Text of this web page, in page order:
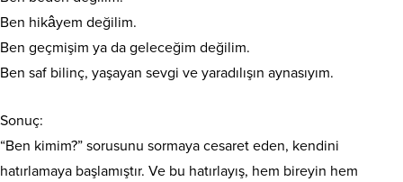
Ben hikâyem değilim.
Ben geçmişim ya da geleceğim değilim.
Ben saf bilinç, yaşayan sevgi ve yaradılışın aynasıyım.
Sonuç:
“Ben kimim?” sorusunu sormaya cesaret eden, kendini
hatırlamaya başlamıştır. Ve bu hatırlayış, hem bireyin hem